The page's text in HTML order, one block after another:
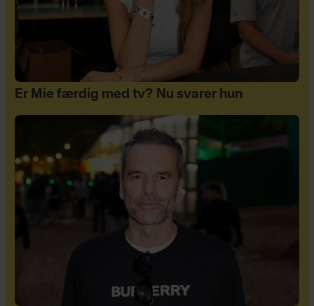
Er Mie færdig med tv? Nu svarer hun